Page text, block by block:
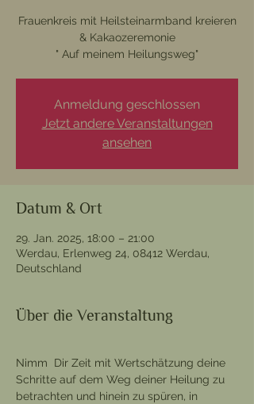
Frauenkreis mit Heilsteinarmband kreieren
& Kakaozeremonie
" Auf meinem Heilungsweg"
Anmeldung geschlossen
Jetzt andere Veranstaltungen
ansehen
Datum & Ort
29. Jan. 2025, 18:00 – 21:00
Werdau, Erlenweg 24, 08412 Werdau,
Deutschland
Über die Veranstaltung
Nimm  Dir Zeit mit Wertschätzung deine
Schritte auf dem Weg deiner Heilung zu
betrachten und hinein zu spüren, in